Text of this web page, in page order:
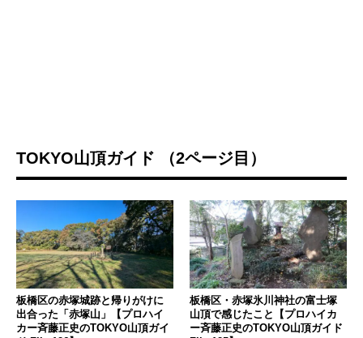
TOKYO山頂ガイド （2ページ目）
板橋区の赤塚城跡と帰りがけに
出合った「赤塚山」【プロハイ
カー斉藤正史のTOKYO山頂ガイ
板橋区・赤塚氷川神社の富士塚
山頂で感じたこと【プロハイカ
ー斉藤正史のTOKYO山頂ガイド